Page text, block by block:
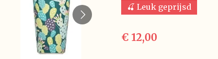
🍒 Leuk geprijsd
€ 12,00